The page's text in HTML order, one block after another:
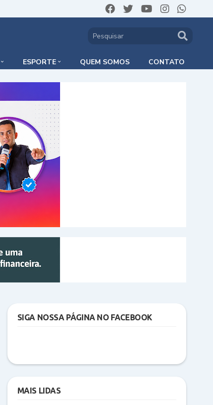
ESPORTE QUEM SOMOS CONTATO
SIGA NOSSA PÁGINA NO FACEBOOK
MAIS LIDAS